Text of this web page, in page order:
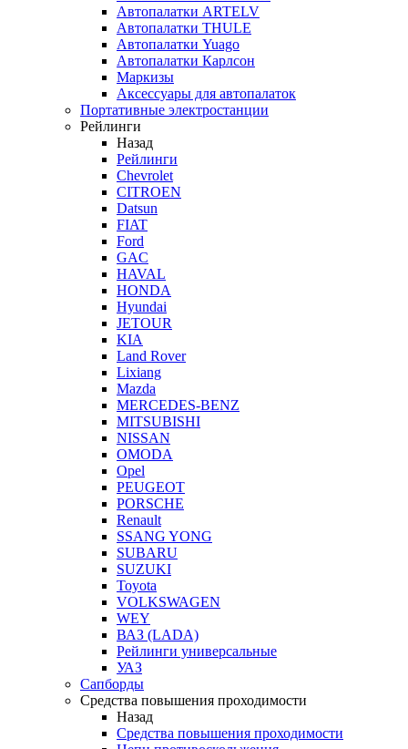
Автопалатки ARTELV
Автопалатки THULE
Автопалатки Yuago
Автопалатки Карлсон
Маркизы
Аксессуары для автопалаток
Портативные электростанции
Рейлинги
Назад
Рейлинги
Chevrolet
CITROEN
Datsun
FIAT
Ford
GAC
HAVAL
HONDA
Hyundai
JETOUR
KIA
Land Rover
Lixiang
Mazda
MERCEDES-BENZ
MITSUBISHI
NISSAN
OMODA
Opel
PEUGEOT
PORSCHE
Renault
SSANG YONG
SUBARU
SUZUKI
Toyota
VOLKSWAGEN
WEY
ВАЗ (LADA)
Рейлинги универсальные
УАЗ
Сапборды
Средства повышения проходимости
Назад
Средства повышения проходимости